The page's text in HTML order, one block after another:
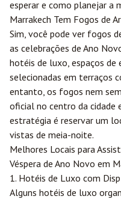
esperar e como planejar a
Marrakech Tem Fogos de
Sim, você pode ver fogos
as celebrações de Ano
hotéis de luxo, espaços de
selecionadas em terraços
entanto, os fogos nem
oficial no centro da cidade
estratégia é reservar um
vistas de meia-noite.
Melhores Locais para
Véspera de Ano Novo em
1. Hotéis de Luxo com
Alguns hotéis de luxo